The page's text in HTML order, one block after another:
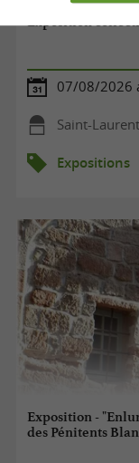
Exposition
07/08/2026
Saint-
Expositions
Exposition -
des Pénitents